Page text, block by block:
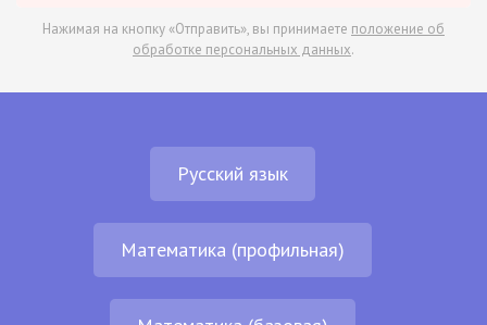
Нажимая на кнопку «Отправить», вы принимаете положение об
обработке персональных данных.
Русский язык
Математика (профильная)